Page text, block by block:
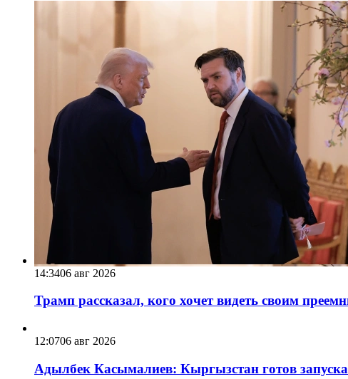
14:3406 авг 2026
Трамп рассказал, кого хочет видеть своим
12:0706 авг 2026
Адылбек Касымалиев: Кыргызстан готов